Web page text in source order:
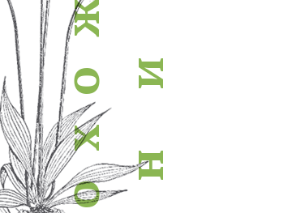
о
х
о
ж
н
и